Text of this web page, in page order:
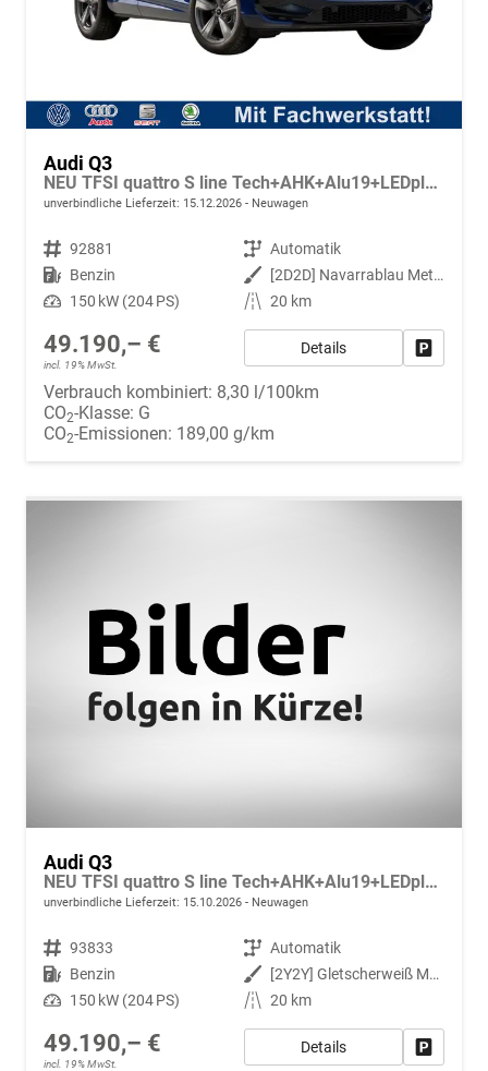
Audi Q3
NEU TFSI quattro S line Tech+AHK+Alu19+LEDplus+KlimaPlus+ExtSchwarz
unverbindliche Lieferzeit: 15.12.2026 Neuwagen
Fahrzeugnr. 92881 Getriebe Automatik
Kraftstoff Benzin Außenfarbe
[2D2D] Navarrablau Metallic
Leistung 150 kW (204 PS) Kilometerstand 20 km
49.190,– €
incl. 19% MwSt.
Details
Verbrauch kombiniert: 8,30 l/100km
CO2-Klasse: G
CO2-Emissionen: 189,00 g/km
Audi Q3
NEU TFSI quattro S line Tech+AHK+Alu19+LEDplus+KlimaPlus+ExtSchwarz
unverbindliche Lieferzeit: 15.10.2026 Neuwagen
Fahrzeugnr. 93833 Getriebe Automatik
Kraftstoff Benzin Außenfarbe
[2Y2Y] Gletscherweiß Metallic
Leistung 150 kW (204 PS) Kilometerstand 20 km
49.190,– €
incl. 19% MwSt.
Details